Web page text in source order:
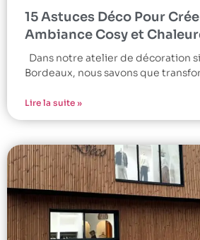
15 Astuces Déco Pour
Ambiance Cosy et
Dans notre atelier de décoration
Bordeaux, nous savons que
Lire la suite »